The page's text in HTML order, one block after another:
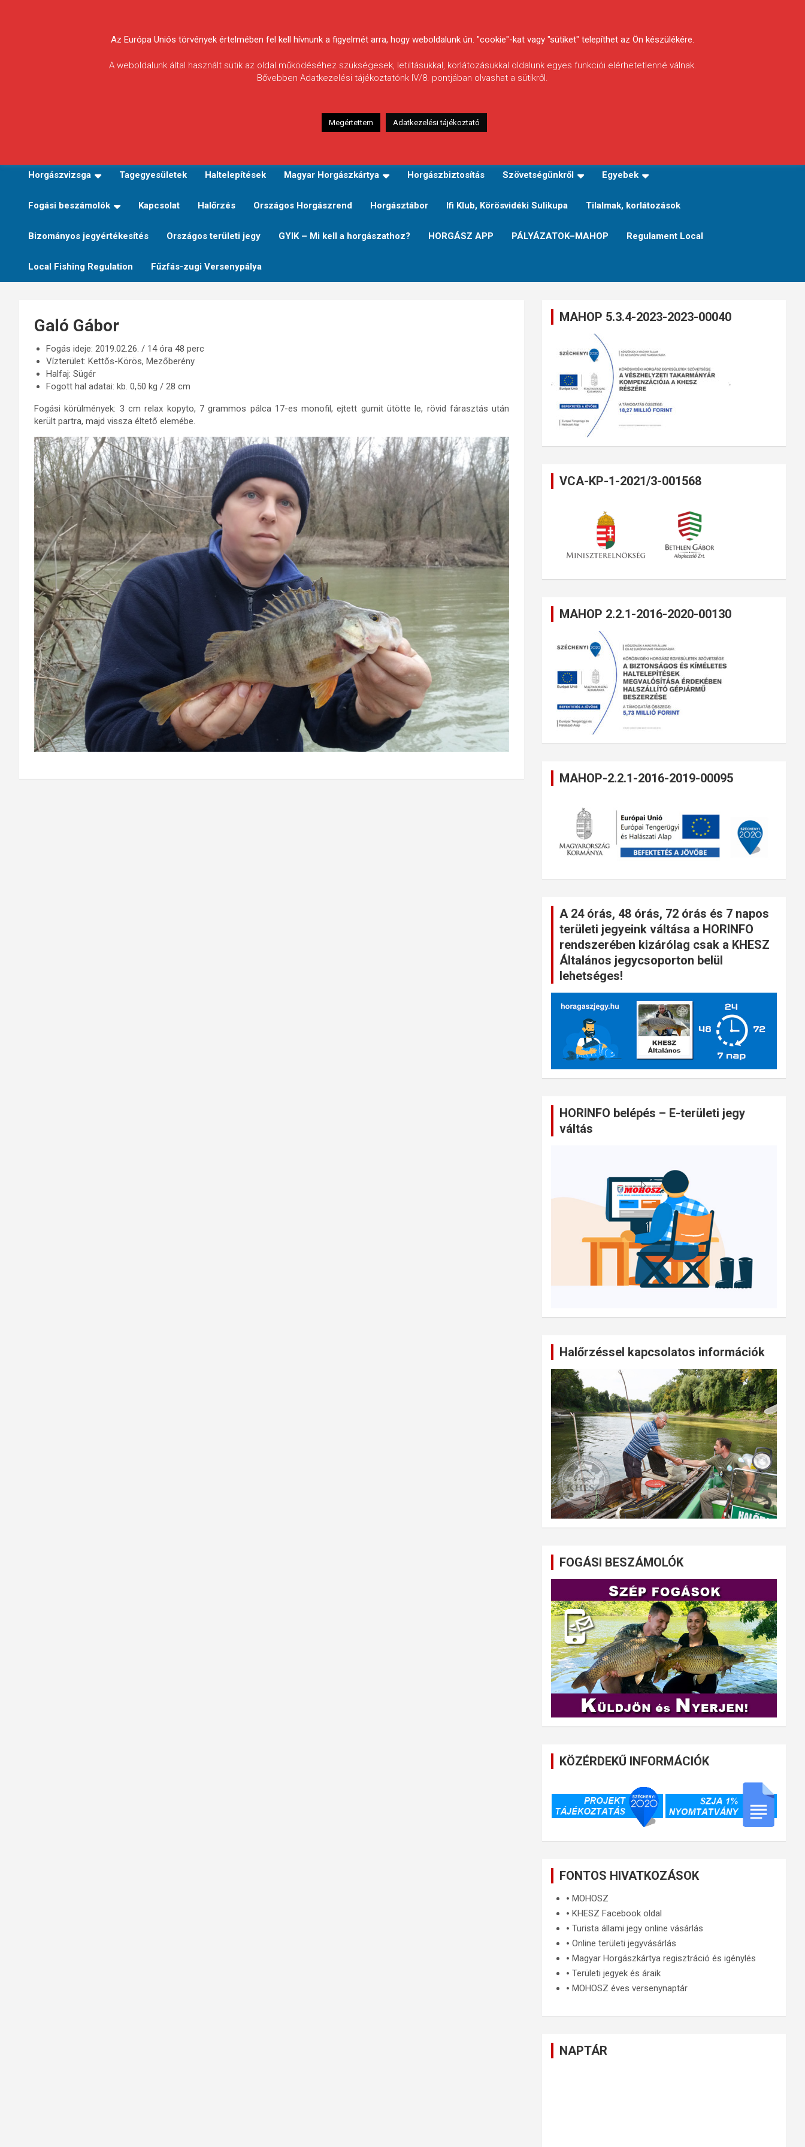
Körösvidéki Horgász
Egyesületek
Horgászvizsga Tagegyesületek Haltelepítések Magyar Horgászkártya Horgászbiztosítás Szövetségünkről Egyebek
Fogási beszámolók Kapcsolat Halőrzés Országos Horgászrend Horgásztábor Ifi Klub, Körösvidéki Sulikupa Tilalmak, korlátozások
Bizományos jegyértékesítés Országos területi jegy GYIK – Mi kell a horgászathoz? HORGÁSZ APP PÁLYÁZATOK–MAHOP Regulament Local
Local Fishing Regulation Fűzfás-zugi Versenypálya
Galó Gábor
Fogás ideje: 2019.02.26. / 14 óra 48 perc
Vízterület: Kettős-Körös, Mezőberény
Halfaj: Sügér
Fogott hal adatai: kb. 0,50 kg / 28 cm
Fogási körülmények: 3 cm relax kopyto, 7 grammos pálca 17-es monofil, ejtett gumit ütötte le, rövid fárasztás után
került partra, majd vissza éltető elemébe.
MAHOP 5.3.4-2023-2023-00040
VCA-KP-1-2021/3-001568
MAHOP 2.2.1-2016-2020-00130
MAHOP-2.2.1-2016-2019-00095
A 24 órás, 48 órás, 72 órás és 7 napos
területi jegyeink váltása a HORINFO
rendszerében kizárólag csak a KHESZ
Általános jegycsoporton belül
lehetséges!
HORINFO belépés – E-területi jegy
váltás
Halőrzéssel kapcsolatos információk
FOGÁSI BESZÁMOLÓK
KÖZÉRDEKŰ INFORMÁCIÓK
FONTOS HIVATKOZÁSOK
🞄MOHOSZ
🞄KHESZ Facebook oldal
🞄Turista állami jegy online vásárlás
🞄Online területi jegyvásárlás
🞄Magyar Horgászkártya regisztráció és igénylés
🞄Területi jegyek és áraik
🞄MOHOSZ éves versenynaptár
NAPTÁR
Az Európa Uniós törvények értelmében fel kell hívnunk a figyelmét arra, hogy weboldalunk ún. "cookie"-kat vagy "sütiket" telepíthet az Ön készülékére.
A weboldalunk által használt sütik az oldal működéséhez szükségesek, letiltásukkal, korlátozásukkal oldalunk egyes funkciói elérhetetlenné válnak.
Bővebben Adatkezelési tájékoztatónk IV/8. pontjában olvashat a sütikről.
Megértettem Adatkezelési tájékoztató